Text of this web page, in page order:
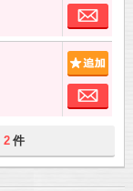
お
お
2 件